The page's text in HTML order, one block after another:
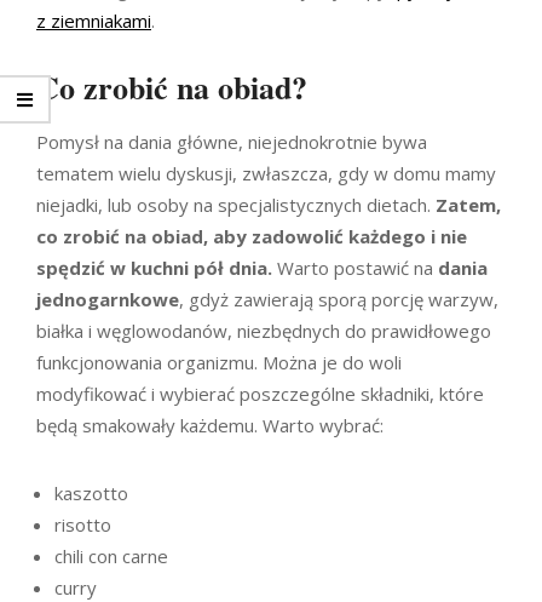
z ziemniakami.
Co zrobić na obiad?
Pomysł na dania główne, niejednokrotnie bywa
tematem wielu dyskusji, zwłaszcza, gdy w domu mamy
niejadki, lub osoby na specjalistycznych dietach. Zatem,
co zrobić na obiad, aby zadowolić każdego i nie
spędzić w kuchni pół dnia. Warto postawić na dania
jednogarnkowe, gdyż zawierają sporą porcję warzyw,
białka i węglowodanów, niezbędnych do prawidłowego
funkcjonowania organizmu. Można je do woli
modyfikować i wybierać poszczególne składniki, które
będą smakowały każdemu. Warto wybrać:
kaszotto
risotto
chili con carne
curry